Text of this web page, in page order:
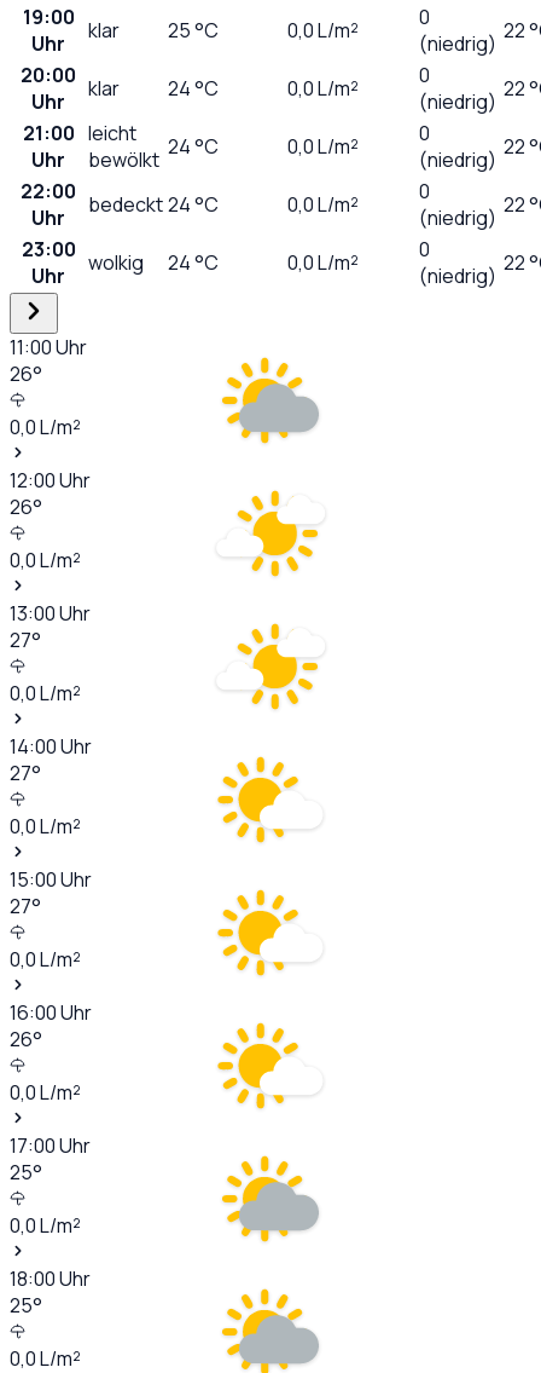
19:00
Uhr
klar 25°C 0,0L/m²
0
(niedrig) 22
20:00
Uhr
klar 24°C 0,0L/m²
0
(niedrig) 22
21:00
Uhr
leicht
bewölkt 24°C 0,0L/m²
0
(niedrig) 22
22:00
Uhr
bedeckt24°C 0,0L/m²
0
(niedrig) 22
23:00
Uhr
wolkig 24°C 0,0L/m²
0
(niedrig) 22
11:00Uhr
26°
0,0L/m²
12:00Uhr
26°
0,0L/m²
13:00Uhr
27°
0,0L/m²
14:00Uhr
27°
0,0L/m²
15:00Uhr
27°
0,0L/m²
16:00Uhr
26°
0,0L/m²
17:00Uhr
25°
0,0L/m²
18:00Uhr
25°
0,0L/m²